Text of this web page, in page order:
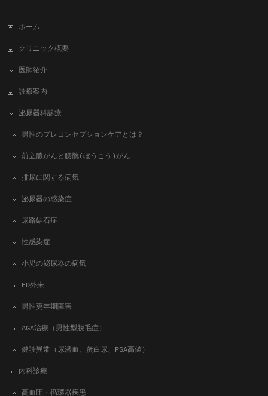
ホーム
クリニック概要
医師紹介
診療案内
泌尿器科診療
男性のプレコンセプションケアとは？
前立腺がんと膀胱(ぼうこう)がん
排尿に関する病気
泌尿器の感染症
尿路結石症
性感染症
小児の泌尿器の病気
ED外来
男性更年期障害
AGA治療（男性型脱毛症）
健診異常（尿潜血、蛋白尿、PSA高値）
内科診療
高血圧・循環器疾患